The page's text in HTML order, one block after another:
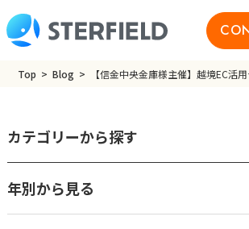
Top Blog
カテゴリーから探す
年別から見る